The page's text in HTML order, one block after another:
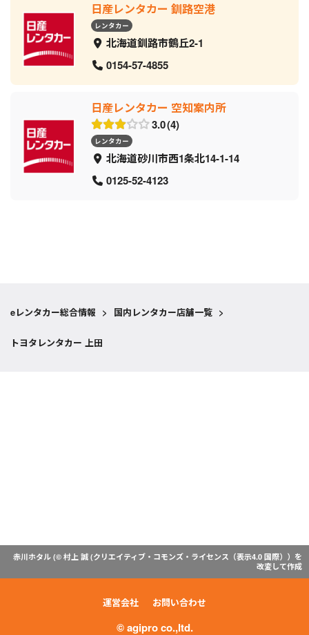
日産レンタカー 釧路空港
レンタカー
北海道釧路市鶴丘2-1
0154-57-4855
日産レンタカー 空知案内所
3.0 4
レンタカー
北海道砂川市西1条北14-1-14
0125-52-4123
eレンタカー総合情報 > 国内レンタカー店舗一覧 >
トヨタレンタカー 上田
赤川ホタル (© 村上 誠 (クリエイティブ・コモンズ・ライセンス（表示4.0 国際） ）を
改変して作成
運営会社 お問い合わせ
© agipro co.,ltd.